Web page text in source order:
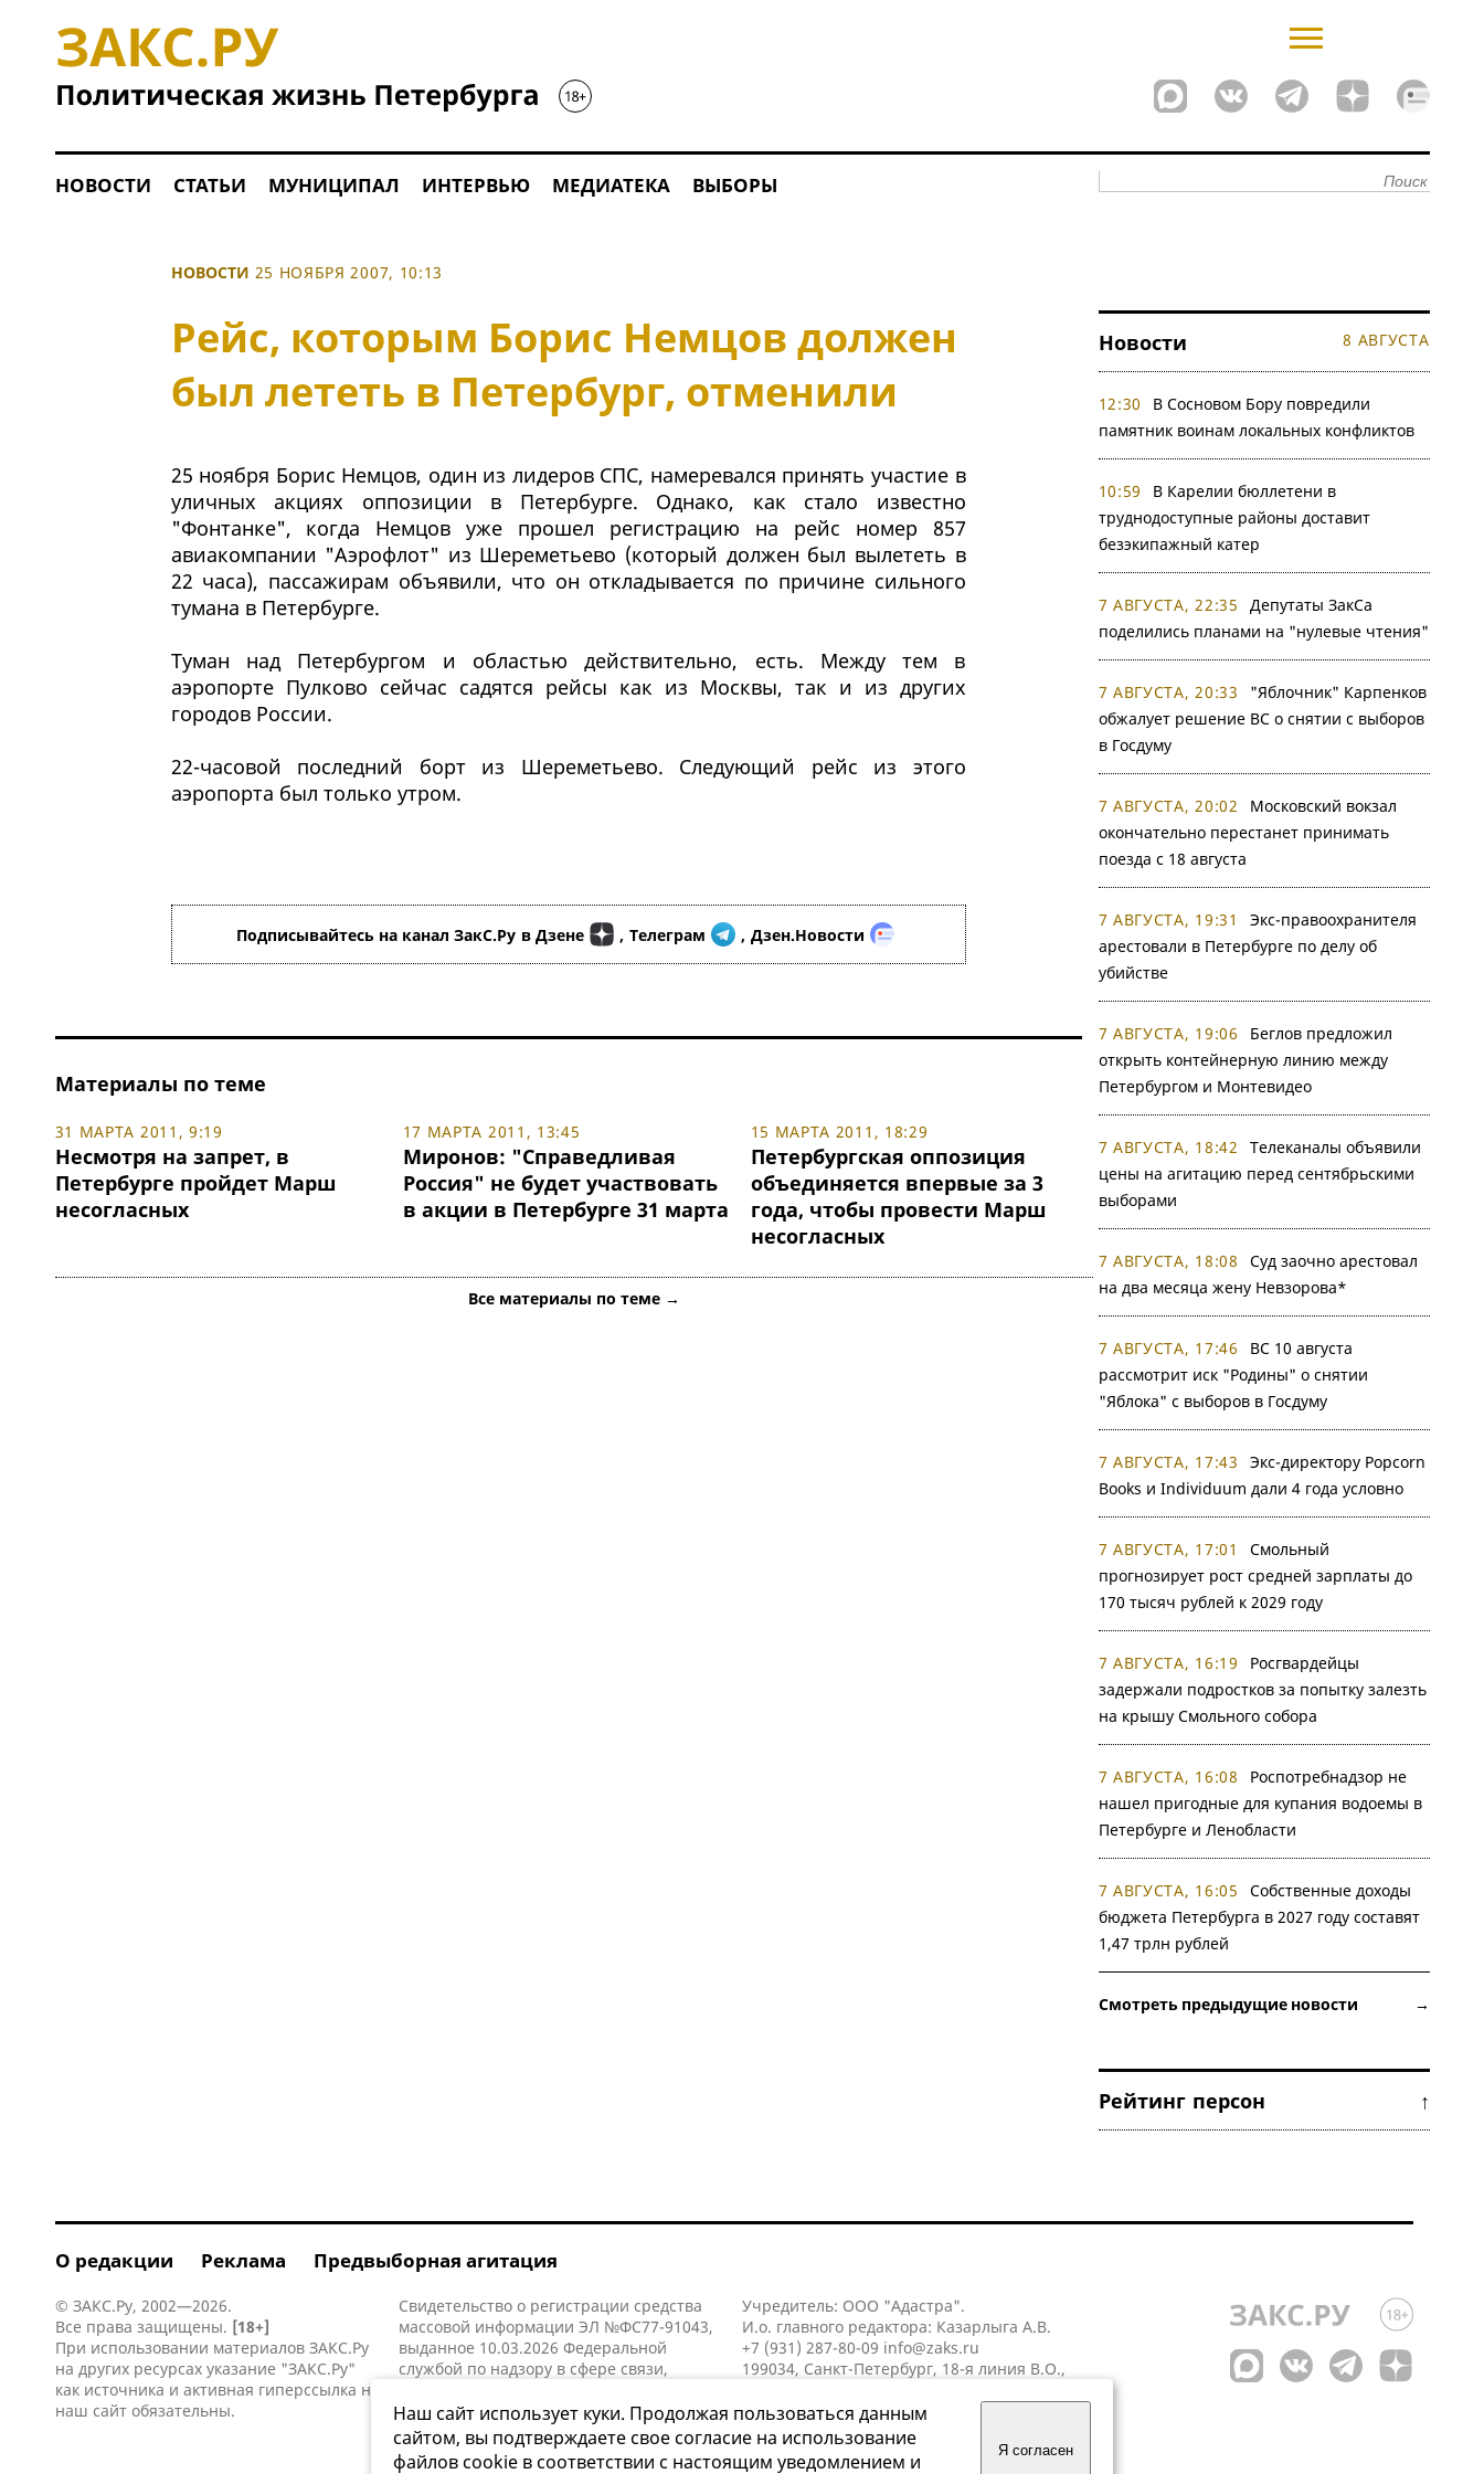
НОВОСТИ СТАТЬИ МУНИЦИПАЛ ИНТЕРВЬЮ МЕДИАТЕКА ВЫБОРЫ
НОВОСТИ 25 НОЯБРЯ 2007, 10:13
Рейс, которым Борис Немцов должен
был лететь в Петербург, отменили
25 ноября Борис Немцов, один из лидеров СПС, намеревался принять участие в
уличных акциях оппозиции в Петербурге. Однако, как стало известно
"Фонтанке", когда Немцов уже прошел регистрацию на рейс номер 857
авиакомпании "Аэрофлот" из Шереметьево (который должен был вылететь в
22 часа), пассажирам объявили, что он откладывается по причине сильного
тумана в Петербурге.
Туман над Петербургом и областью действительно, есть. Между тем в
аэропорте Пулково сейчас садятся рейсы как из Москвы, так и из других
городов России.
22-часовой последний борт из Шереметьево. Следующий рейс из этого
аэропорта был только утром.
Подписывайтесь на канал ЗакС.Ру в Дзене , Телеграм , Дзен.Новости
Материалы по теме
31 МАРТА 2011, 9:19
Несмотря на запрет, в
Петербурге пройдет Марш
несогласных
17 МАРТА 2011, 13:45
Миронов: "Справедливая
Россия" не будет участвовать
в акции в Петербурге 31 марта
15 МАРТА 2011, 18:29
Петербургская оппозиция
объединяется впервые за 3
года, чтобы провести Марш
несогласных
Все материалы по теме →
Новости 8 АВГУСТА
12:30
В Сосновом Бору повредили
памятник воинам локальных конфликтов
10:59
В Карелии бюллетени в
труднодоступные районы доставит
безэкипажный катер
7 АВГУСТА, 22:35
Депутаты ЗакСа
поделились планами на "нулевые чтения"
7 АВГУСТА, 20:33
"Яблочник" Карпенков
обжалует решение ВС о снятии с выборов
в Госдуму
7 АВГУСТА, 20:02
Московский вокзал
окончательно перестанет принимать
поезда с 18 августа
7 АВГУСТА, 19:31
Экс-правоохранителя
арестовали в Петербурге по делу об
убийстве
7 АВГУСТА, 19:06
Беглов предложил
открыть контейнерную линию между
Петербургом и Монтевидео
7 АВГУСТА, 18:42
Телеканалы объявили
цены на агитацию перед сентябрьскими
выборами
7 АВГУСТА, 18:08
Суд заочно арестовал
на два месяца жену Невзорова*
7 АВГУСТА, 17:46
ВС 10 августа
рассмотрит иск "Родины" о снятии
"Яблока" с выборов в Госдуму
7 АВГУСТА, 17:43
Экс-директору Popcorn
Books и Individuum дали 4 года условно
7 АВГУСТА, 17:01
Смольный
прогнозирует рост средней зарплаты до
170 тысяч рублей к 2029 году
7 АВГУСТА, 16:19
Росгвардейцы
задержали подростков за попытку залезть
на крышу Смольного собора
7 АВГУСТА, 16:08
Роспотребнадзор не
нашел пригодные для купания водоемы в
Петербурге и Ленобласти
7 АВГУСТА, 16:05
Собственные доходы
бюджета Петербурга в 2027 году составят
1,47 трлн рублей
Смотреть предыдущие новости →
Рейтинг персон ↑
О редакции Реклама Предвыборная агитация
© ЗАКС.Ру, 2002—2026.
Все права защищены. [18+]
При использовании материалов ЗАКС.Ру
на других ресурсах указание "ЗАКС.Ру"
как источника и активная гиперссылка на
наш сайт обязательны.
Свидетельство о регистрации средства
массовой информации ЭЛ №ФС77-91043,
выданное 10.03.2026 Федеральной
службой по надзору в сфере связи,
коммуникаций (Роскомнадзор).
Учредитель: ООО "Адастра".
И.о. главного редактора: Казарлыга А.В.
+7 (931) 287-80-09 info@zaks.ru
199034, Санкт-Петербург, 18-я линия В.О.,
Наш сайт использует куки. Продолжая пользоваться данным
сайтом, вы подтверждаете свое согласие на использование
файлов cookie в соответствии с настоящим уведомлением и
Я согласен